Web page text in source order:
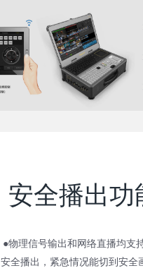
安全播出功
●物理信号输出和网络直播均支
安全播出，紧急情况能切到安全